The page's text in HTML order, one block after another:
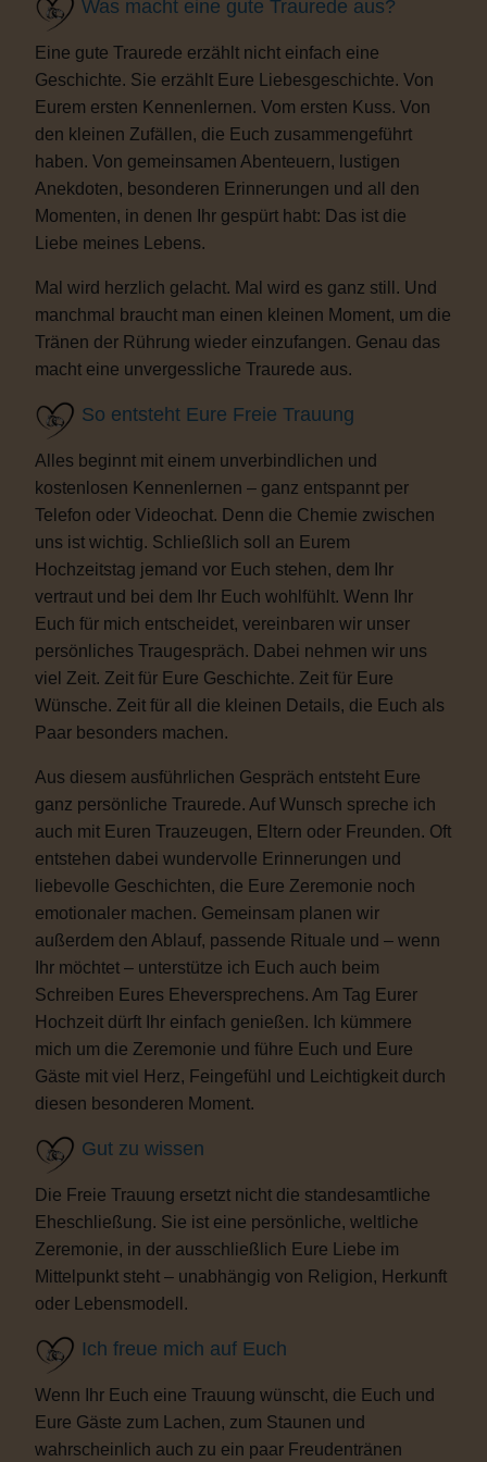
Was macht eine gute Traurede aus?
Eine gute Traurede erzählt nicht einfach eine
Geschichte. Sie erzählt Eure Liebesgeschichte. Von
Eurem ersten Kennenlernen. Vom ersten Kuss. Von
den kleinen Zufällen, die Euch zusammengeführt
haben. Von gemeinsamen Abenteuern, lustigen
Anekdoten, besonderen Erinnerungen und all den
Momenten, in denen Ihr gespürt habt: Das ist die
Liebe meines Lebens.
Mal wird herzlich gelacht. Mal wird es ganz still. Und
manchmal braucht man einen kleinen Moment, um die
Tränen der Rührung wieder einzufangen. Genau das
macht eine unvergessliche Traurede aus.
So entsteht Eure Freie Trauung
Alles beginnt mit einem unverbindlichen und
kostenlosen Kennenlernen – ganz entspannt per
Telefon oder Videochat. Denn die Chemie zwischen
uns ist wichtig. Schließlich soll an Eurem
Hochzeitstag jemand vor Euch stehen, dem Ihr
vertraut und bei dem Ihr Euch wohlfühlt. Wenn Ihr
Euch für mich entscheidet, vereinbaren wir unser
persönliches Traugespräch. Dabei nehmen wir uns
viel Zeit. Zeit für Eure Geschichte. Zeit für Eure
Wünsche. Zeit für all die kleinen Details, die Euch als
Paar besonders machen.
Aus diesem ausführlichen Gespräch entsteht Eure
ganz persönliche Traurede. Auf Wunsch spreche ich
auch mit Euren Trauzeugen, Eltern oder Freunden. Oft
entstehen dabei wundervolle Erinnerungen und
liebevolle Geschichten, die Eure Zeremonie noch
emotionaler machen. Gemeinsam planen wir
außerdem den Ablauf, passende Rituale und – wenn
Ihr möchtet – unterstütze ich Euch auch beim
Schreiben Eures Eheversprechens. Am Tag Eurer
Hochzeit dürft Ihr einfach genießen. Ich kümmere
mich um die Zeremonie und führe Euch und Eure
Gäste mit viel Herz, Feingefühl und Leichtigkeit durch
diesen besonderen Moment.
Gut zu wissen
Die Freie Trauung ersetzt nicht die standesamtliche
Eheschließung. Sie ist eine persönliche, weltliche
Zeremonie, in der ausschließlich Eure Liebe im
Mittelpunkt steht – unabhängig von Religion, Herkunft
oder Lebensmodell.
Ich freue mich auf Euch
Wenn Ihr Euch eine Trauung wünscht, die Euch und
Eure Gäste zum Lachen, zum Staunen und
wahrscheinlich auch zu ein paar Freudentränen